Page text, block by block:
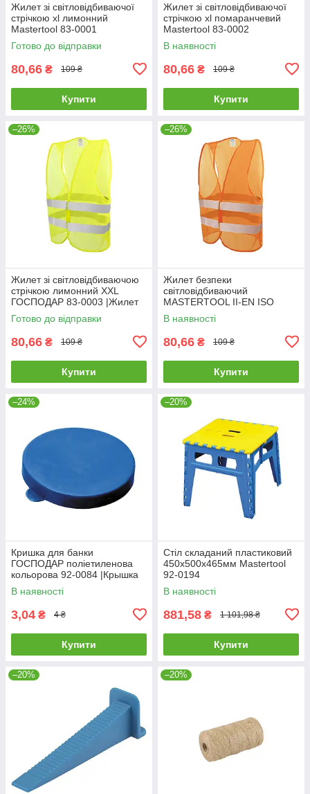
Жилет зі світловідбиваючої
стрічкою xl лимонний
Mastertool 83-0001
Готово до відправки
80,66 ₴ 109 ₴
Купити
Жилет зі світловідбиваючої
стрічкою xl помаранчевий
Mastertool 83-0002
В наявності
80,66 ₴ 109 ₴
Купити
–26%
Жилет зi свiтловідбиваючою
стрiчкою лимонний XXL
ГОСПОДАР 83-0003 |Жилет
со светоотражающей лентой
лимонный XXL ГОСПОДАР
Готово до відправки
80,66 ₴ 109 ₴
Купити
–26%
Жилет безпеки
світловідбиваючий
MASTERTOOL II-EN ISO
13688 EN ISO 20471 XXL
помаранчевий 83-0004
В наявності
80,66 ₴ 109 ₴
Купити
–24%
Кришка для банки
ГОСПОДАР поліетиленова
кольорова 92-0084 |Крышка
для банки ГОСПОДАР
полиэтиленовая цветная 92-
В наявності
3,04 ₴ 4 ₴
Купити
–20%
Стіл складаний пластиковий
450х500х465мм Mastertool
92-0194
В наявності
881,58 ₴ 1 101,98 ₴
Купити
–20% –20%